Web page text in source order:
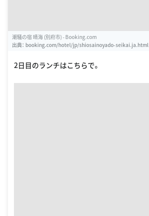
潮騒の宿 晴海 (別府市) - Booking.com
出典： booking.com/hotel/jp/shiosainoyado-seikai.ja.html
2日目のランチはこちらで。